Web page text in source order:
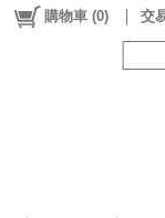
購物車 (0) 交